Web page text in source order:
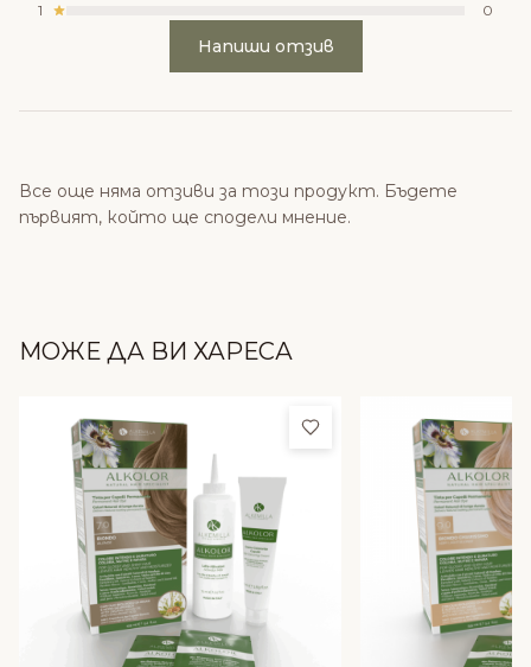
1
0
Напиши отзив
Все още няма отзиви за този продукт. Бъдете
първият, който ще сподели мнение.
МОЖЕ ДА ВИ ХАРЕСА
Добави в любими